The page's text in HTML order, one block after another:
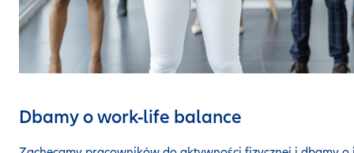
Dbamy o work-life balance